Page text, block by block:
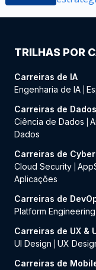
TRILHAS POR
Carreiras de IA
Engenharia de IA
Carreiras de Dados
Ciência de Dados
Dados
Carreiras de Cyber
Cloud Security
Aplicações
Carreiras de
Platform Engineering
Carreiras de UX &
UI Design
UX
Carreiras de